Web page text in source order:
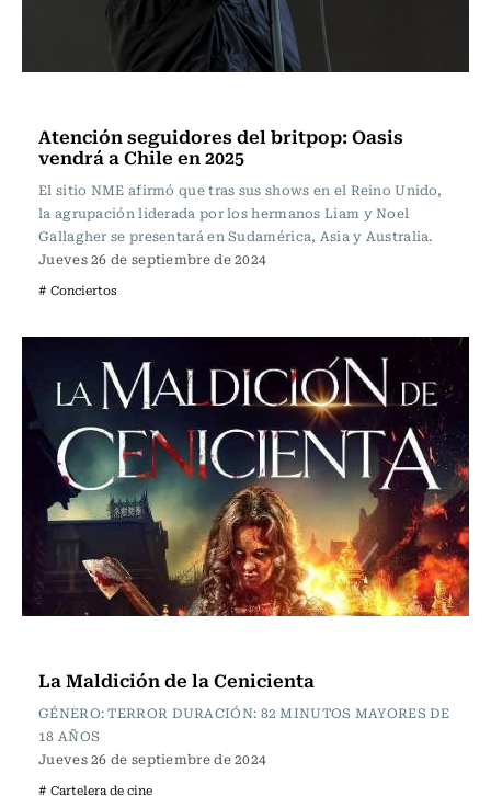
Atención seguidores del britpop: Oasis
vendrá a Chile en 2025
El sitio NME afirmó que tras sus shows en el Reino Unido,
la agrupación liderada por los hermanos Liam y Noel
Gallagher se presentará en Sudamérica, Asia y Australia.
Jueves 26 de septiembre de 2024
# Conciertos
La Maldición de la Cenicienta
GÉNERO: TERROR DURACIÓN: 82 MINUTOS MAYORES DE
18 AÑOS
Jueves 26 de septiembre de 2024
# Cartelera de cine